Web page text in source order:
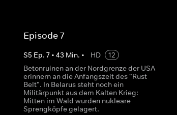
Episode 7
S5 Ep. 7• 43 Min. • HD
12
Betonruinen an der Nordgrenze der USA
erinnern an die Anfangszeit des "Rust
Belt". In Belarus steht noch ein
Militärpunkt aus dem Kalten Krieg:
Mitten im Wald wurden nukleare
Sprengköpfe gelagert.